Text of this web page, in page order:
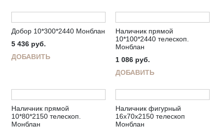
Добор 10*300*2440 Монблан
5 436 руб.
ДОБАВИТЬ
Наличник прямой
10*100*2440 телескоп.
Монблан
1 086 руб.
ДОБАВИТЬ
Наличник прямой
10*80*2150 телескоп.
Монблан
Наличник фигурный
16х70х2150 телескоп
Монблан